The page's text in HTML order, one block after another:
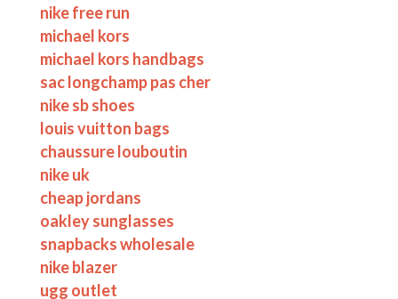
nike free run
michael kors
michael kors handbags
sac longchamp pas cher
nike sb shoes
louis vuitton bags
chaussure louboutin
nike uk
cheap jordans
oakley sunglasses
snapbacks wholesale
nike blazer
ugg outlet